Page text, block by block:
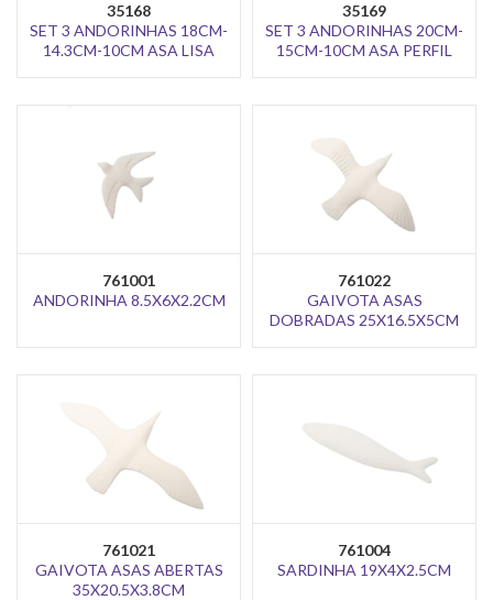
35168
SET 3 ANDORINHAS 18CM-
14.3CM-10CM ASA LISA
35169
SET 3 ANDORINHAS 20CM-
15CM-10CM ASA PERFIL
761001
ANDORINHA 8.5X6X2.2CM
761022
GAIVOTA ASAS
DOBRADAS 25X16.5X5CM
761021
GAIVOTA ASAS ABERTAS
35X20.5X3.8CM
761004
SARDINHA 19X4X2.5CM